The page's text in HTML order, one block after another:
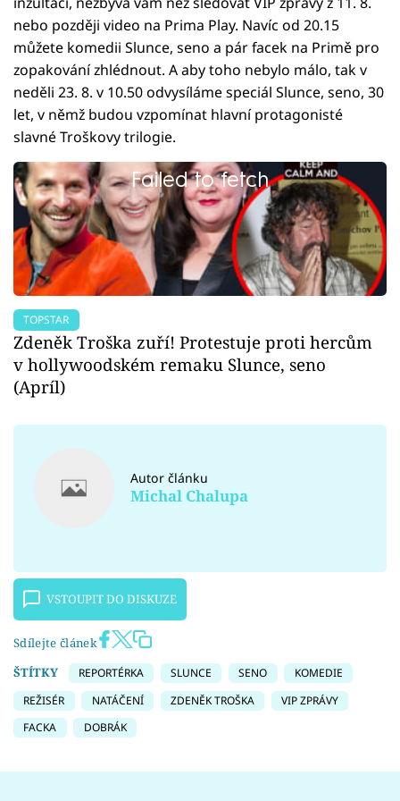
nebo později video na Prima Play. Navíc od 20.15
můžete komedii Slunce, seno a pár facek na Primě pro
zopakování zhlédnout. A aby toho nebylo málo, tak v
neděli 23. 8. v 10.50 odvysíláme speciál Slunce, seno, 30
let, v němž budou vzpomínat hlavní protagonisté
slavné Troškovy trilogie.
Failed to fetch
TOPSTAR
Zdeněk Troška zuří! Protestuje proti hercům
v hollywoodském remaku Slunce, seno
(Apríl)
Autor článku
Michal Chalupa
VSTOUPIT DO DISKUZE
Sdílejte článek
ŠTÍTKY
REPORTÉRKA SLUNCE SENO
KOMEDIE
REŽISÉR
NATÁČENÍ ZDENĚK TROŠKA
VIP ZPRÁVY
FACKA
DOBRÁK